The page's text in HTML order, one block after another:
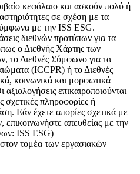
κεφάλαιο και ασκούν πολύ ή
σε σχέση με τα
με την ISS ESG.
διεθνών προτύπων για τα
ο Διεθνής Χάρτης των
το Διεθνές Σύμφωνο για τα
(ICCPR) ή το Διεθνές
κοινωνικά και μορφωτικά
επικαιροποιούνται
σχετικές πληροφορίες ή
Εάν έχετε απορίες σχετικά με
επικοινωνήστε απευθείας με την
ISS ESG)
τομέα των εργασιακών